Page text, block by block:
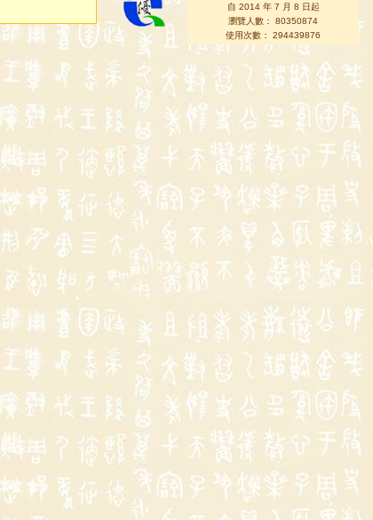
自 2014 年 7 月 8 日起
瀏覽人數： 80350874
使用次數： 294439876